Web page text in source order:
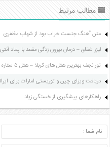
مطالب مرتبط
متن آهنگ جنست خراب بود از شهاب مظفری
لیزر شقاق – درمان بیرون زدگی مقعد با پماد
تور نجف بهترین هتل های کربلا – هتل ۵ ستاره نجف
دریافت ویزای چین و توریستی امارات برای
راهکارهای پیشگیری از خستگی زیاد
ارسال دیدگاه